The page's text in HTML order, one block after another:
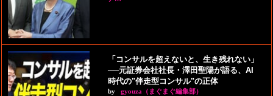
「コンサルを超えないと、生き残れない」
──元証券会社社長・澤田聖陽が語る、AI
時代の"伴走型コンサル"の正体
by gyouza（まぐまぐ編集部）